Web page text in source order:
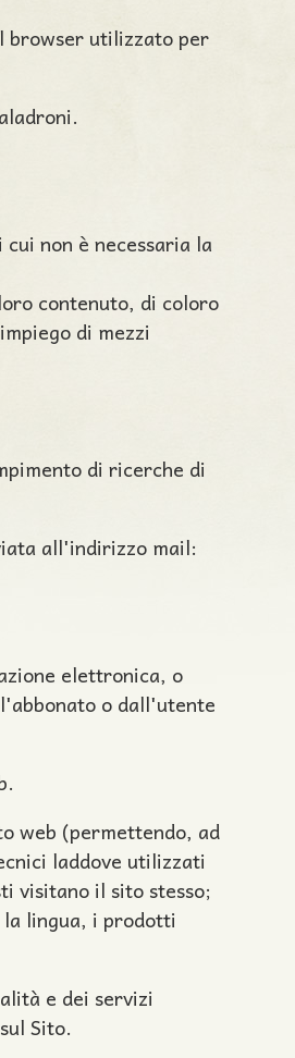
browser utilizzato per
non è necessaria la
contenuto, di coloro
di mezzi
di ricerche di
all'indirizzo mail:
elettronica, o
o dall'utente
web (permettendo, ad
laddove utilizzati
visitano il sito stesso;
lingua, i prodotti
e dei servizi
Sito.